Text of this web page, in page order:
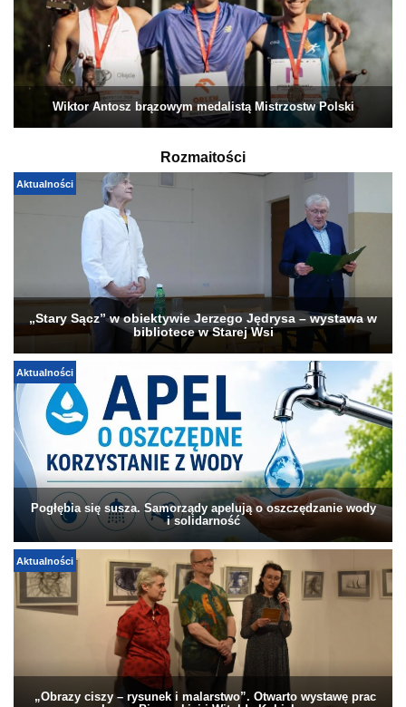
Wiktor Antosz brązowym medalistą Mistrzostw Polski
Rozmaitości
Aktualności
„Stary Sącz” w obiektywie Jerzego Jędrysa – wystawa w
bibliotece w Starej Wsi
Aktualności
Pogłębia się susza. Samorządy apelują o oszczędzanie wody
i solidarność
Aktualności
„Obrazy ciszy – rysunek i malarstwo”. Otwarto wystawę prac